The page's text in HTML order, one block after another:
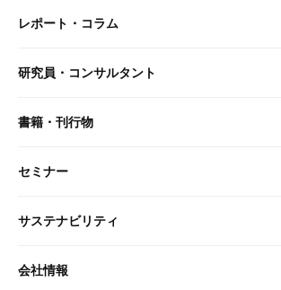
事業・ソリューション トップ
リサーチ
レポート・コラム
レポート・コラム トップ
最新のレポート・コラム
研究員・コンサルタント
研究員・コンサルタント トップ
研究員
書籍・刊行物
書籍・刊行物 トップ
書籍
セミナー
セミナー トップ
現在受付中のセミナー・イベント
サステナビリティ
サステナビリティの取り組み
会社情報